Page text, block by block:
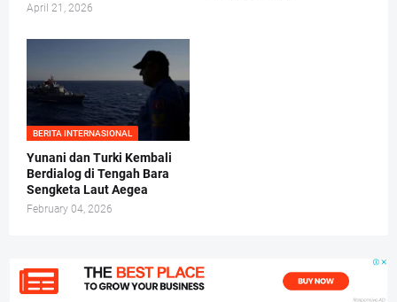
April 21, 2026
BERITA INTERNASIONAL
Yunani dan Turki Kembali
Berdialog di Tengah Bara
Sengketa Laut Aegea
February 04, 2026